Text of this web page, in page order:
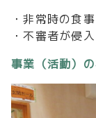
・非常時の食事
・不審者が侵
事業（活動）